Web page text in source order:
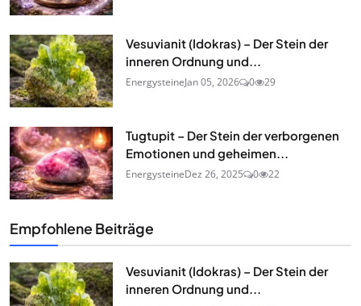
Vesuvianit (Idokras) – Der Stein der
inneren Ordnung und...
EnergysteineJan 05, 2026 0 29
Tugtupit – Der Stein der verborgenen
Emotionen und geheimen...
EnergysteineDez 26, 2025 0 22
Empfohlene Beiträge
Vesuvianit (Idokras) – Der Stein der
inneren Ordnung und...